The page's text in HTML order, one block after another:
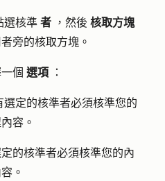
選核準 者 ，然後 核取方塊
旁的核取方塊。
個 選項 ：
選定的核準者必須核準您的
容。
定的核準者必須核準您的內
。